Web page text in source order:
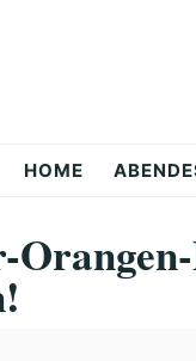
HOME